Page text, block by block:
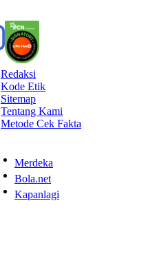
Redaksi
Kode Etik
Sitemap
Tentang Kami
Metode Cek Fakta
Merdeka
Bola.net
Kapanlagi